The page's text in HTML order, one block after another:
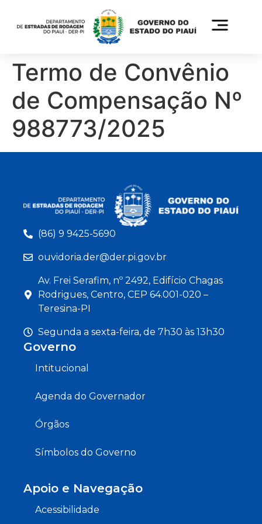
Termo de Convênio
de Compensação Nº
988773/2025
(86) 9 9425-5690
ouvidoria.der@der.pi.gov.br
Av. Frei Serafim, nº 2492, Edifício Chagas
Rodrigues, Centro, CEP 64.001-020 –
Teresina-PI
Segunda a sexta-feira, de 7h30 às 13h30
Governo
Intitucional
Agenda do Governador
Órgãos
Símbolos do Governo
Apoio e Navegação
Acessibilidade